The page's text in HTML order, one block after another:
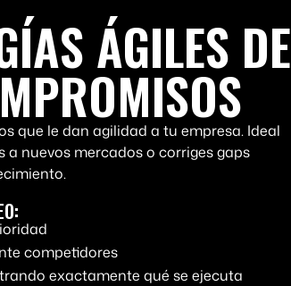
ÁGILES DE
que le dan agilidad a tu empresa. Ideal
nuevos mercados o corriges gaps
competidores
exactamente qué se ejecuta